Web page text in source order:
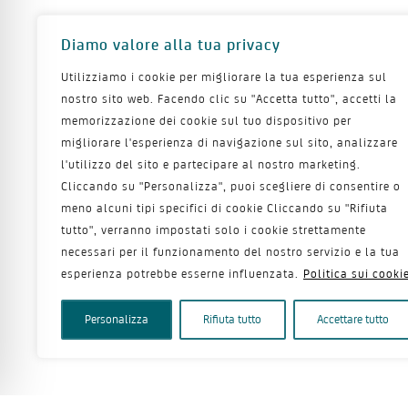
Diamo valore alla tua privacy
Utilizziamo i cookie per migliorare la tua esperienza sul
nostro sito web. Facendo clic su "Accetta tutto", accetti la
memorizzazione dei cookie sul tuo dispositivo per
migliorare l'esperienza di navigazione sul sito, analizzare
l'utilizzo del sito e partecipare al nostro marketing.
Cliccando su "Personalizza", puoi scegliere di consentire o
meno alcuni tipi specifici di cookie Cliccando su "Rifiuta
tutto", verranno impostati solo i cookie strettamente
necessari per il funzionamento del nostro servizio e la tua
esperienza potrebbe esserne influenzata. Politica sui
Personalizza Rifiuta tutto Accettare tutto